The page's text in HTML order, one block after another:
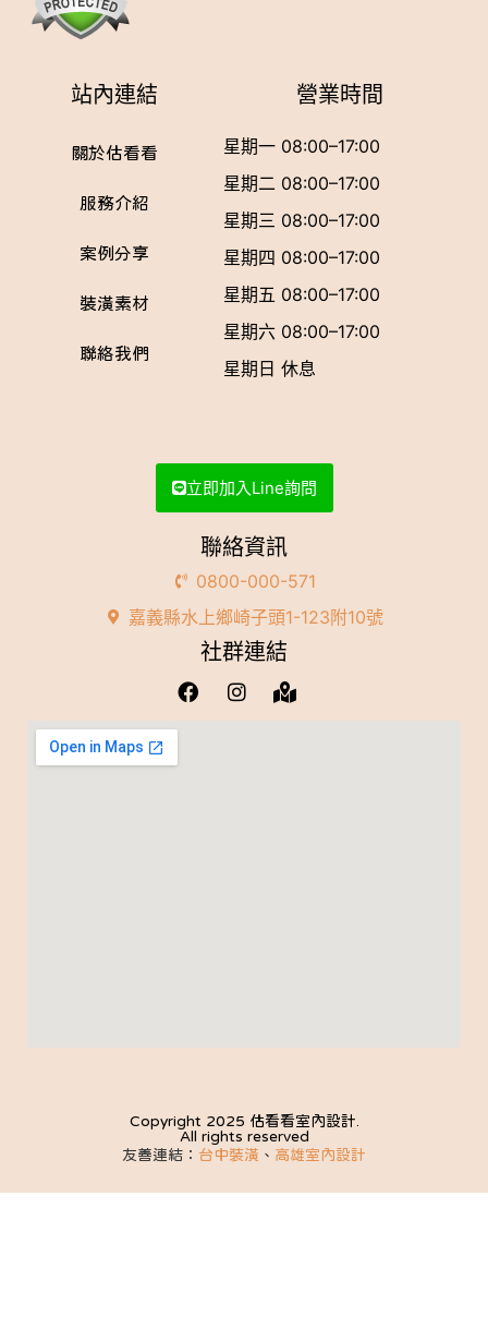
站內連結
關於估看看
服務介紹
案例分享
裝潢素材
聯絡我們
營業時間
星期一 08:00–17:00
星期二 08:00–17:00
星期三 08:00–17:00
星期四 08:00–17:00
星期五 08:00–17:00
星期六 08:00–17:00
星期日 休息
立即加入Line詢問
聯絡資訊
0800-000-571
嘉義縣水上鄉崎子頭1-123附10號
社群連結
Copyright 2025 估看看室內設計.
All rights reserved
友善連結： 台中裝潢 、 高雄室內設計